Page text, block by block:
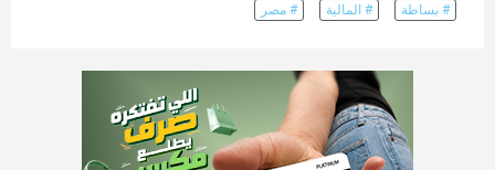
# بساطة # المالية # مصر